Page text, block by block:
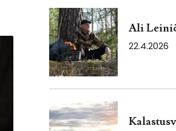
Ali
22.4.2026